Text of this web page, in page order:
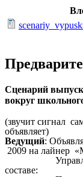
Сценарий
вокруг
(звучит сигнал
объявляет)
Ведущий:
2009 на
Управление
составе: